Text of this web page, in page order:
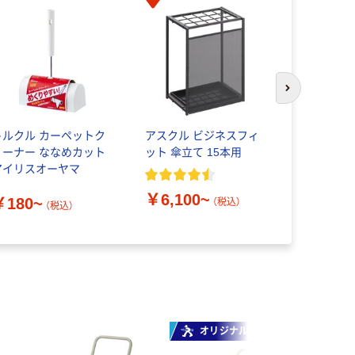
ルクル カーペットク
ーナー ななめカット
イリスオーヤマ
180~ （税込）
アスクル ビジネスフィ
ット 傘立て 15本用
￥6,100~ （税込）
次のスライド
オリジナル